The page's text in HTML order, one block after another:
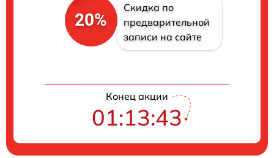
20%
Скидка по
предварительной
записи на сайте
Конец акции
01:13:43